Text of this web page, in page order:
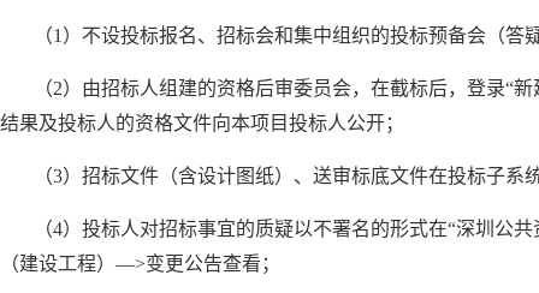
（1）不设投标报名、招标会和集中组织的投标预备会（
（2）由招标人组建的资格后审委员会，在截标后，登录“
结果及投标人的资格文件向本项目投标人公开；
（3）招标文件（含设计图纸）、送审标底文件在投标子系
（4）投标人对招标事宜的质疑以不署名的形式在“深圳
（建设工程）—>变更公告查看；